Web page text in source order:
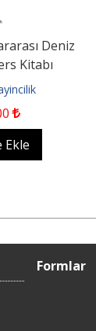
Deniz
Kitabı
Ekle
Formlar